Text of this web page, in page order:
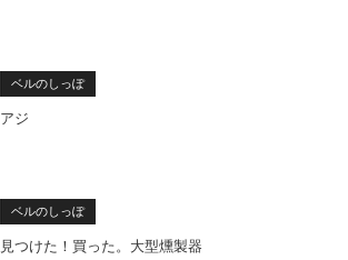
ベルのしっぽ
アジ
ベルのしっぽ
見つけた！買った。大型燻製器